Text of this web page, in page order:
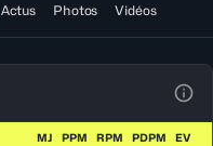
Actus Photos Vidéos
MJ PPM RPM PDPM EV